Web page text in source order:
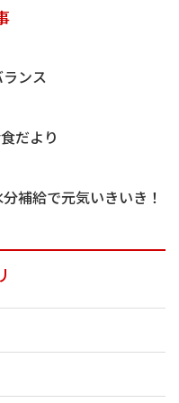
ンス
だより
補給で元気いきいき！